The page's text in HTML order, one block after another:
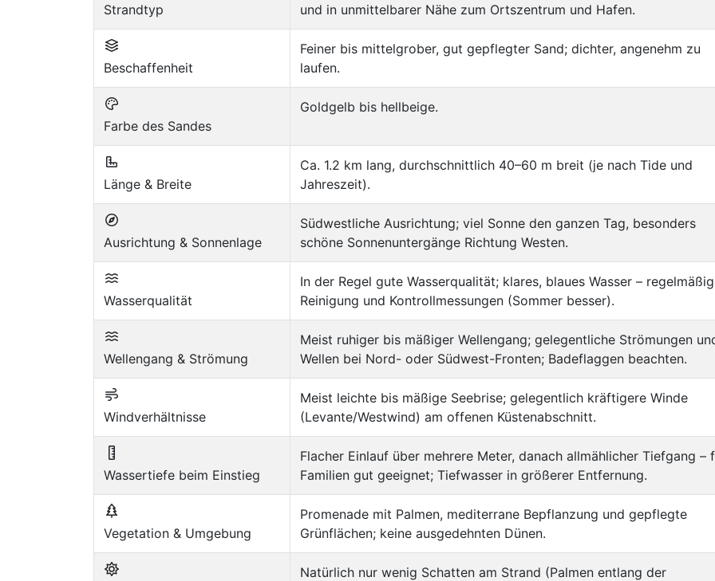
Strandtyp
und in unmittelbarer Nähe zum Ortszentrum und Hafen.
Beschaffenheit
Feiner bis mittelgrober, gut gepflegter Sand; dichter, angenehm zu
laufen.
Farbe des Sandes
Goldgelb bis hellbeige.
Länge & Breite
Ca. 1.2 km lang, durchschnittlich 40–60 m breit (je nach Tide und
Jahreszeit).
Ausrichtung & Sonnenlage
Südwestliche Ausrichtung; viel Sonne den ganzen Tag, besonders
schöne Sonnenuntergänge Richtung Westen.
Wasserqualität
In der Regel gute Wasserqualität; klares, blaues Wasser –
Reinigung und Kontrollmessungen (Sommer besser).
Wellengang & Strömung
Meist ruhiger bis mäßiger Wellengang; gelegentliche Strömungen
Wellen bei Nord- oder Südwest-Fronten; Badeflaggen beachten.
Windverhältnisse
Meist leichte bis mäßige Seebrise; gelegentlich kräftigere Winde
(Levante/Westwind) am offenen Küstenabschnitt.
Wassertiefe beim Einstieg
Flacher Einlauf über mehrere Meter, danach allmählicher Tiefgang –
Familien gut geeignet; Tiefwasser in größerer Entfernung.
Vegetation & Umgebung
Promenade mit Palmen, mediterrane Bepflanzung und gepflegte
Grünflächen; keine ausgedehnten Dünen.
Natürlich nur wenig Schatten am Strand (Palmen entlang der